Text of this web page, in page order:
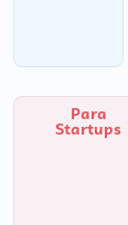
Para
Startups